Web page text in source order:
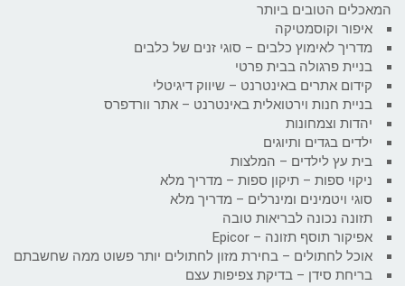
המאכלים הטובים ביותר
איפור וקוסמטיקה
מדריך לאימוץ כלבים – סוגי זנים של כלבים
בניית פרגולה בבית פרטי
קידום אתרים באינטרנט – שיווק דיגיטלי
בניית חנות וירטואלית באינטרנט – אתר וורדפרס
יהדות וצמחונות
ילדים בגדים ותיוגים
בית עץ לילדים – המלצות
ניקוי ספות – תיקון ספות – מדריך מלא
סוגי ויטמינים ומינרלים – מדריך מלא
תזונה נכונה לבריאות טובה
אפיקור תוסף תזונה – Epicor
אוכל לחתולים – בחירת מזון לחתולים יותר פשוט ממה שחשבתם
בריחת סידן – בדיקת צפיפות עצם